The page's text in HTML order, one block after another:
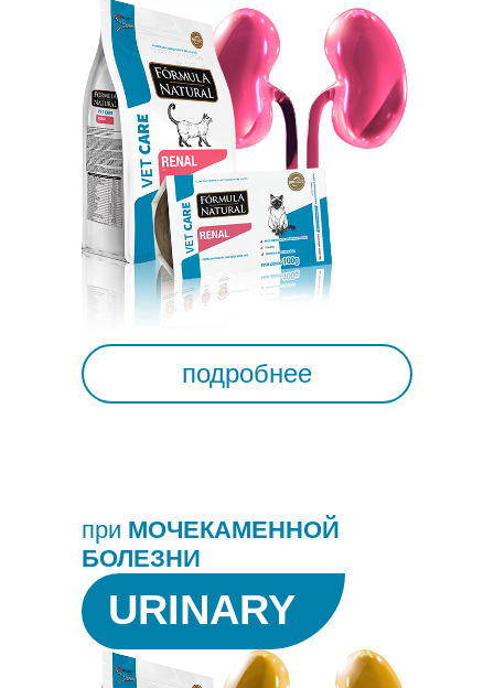
при МОЧЕКАМЕННОЙ
БОЛЕЗНИ
URINARY
подробнее